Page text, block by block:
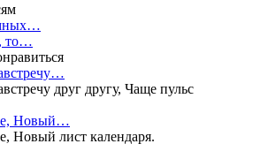
то…
друг другу, Чаще пульс
Новый…
Новый лист календаря.